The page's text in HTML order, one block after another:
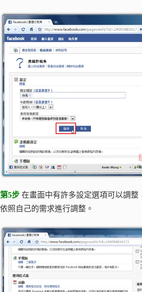
第5步 在畫面中有許多設定選項可以調整
依照自己的需求進行調整。